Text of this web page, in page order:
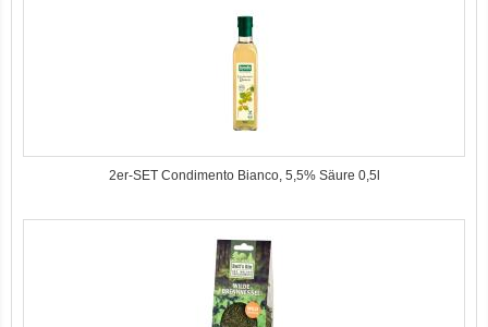
2er-SET Condimento Bianco, 5,5% Säure 0,5l